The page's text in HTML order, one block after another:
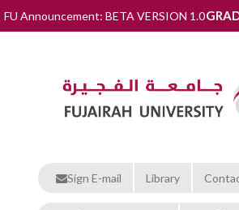
FU Announcement: BETA VERSION 1.0
Sign E-mail Library